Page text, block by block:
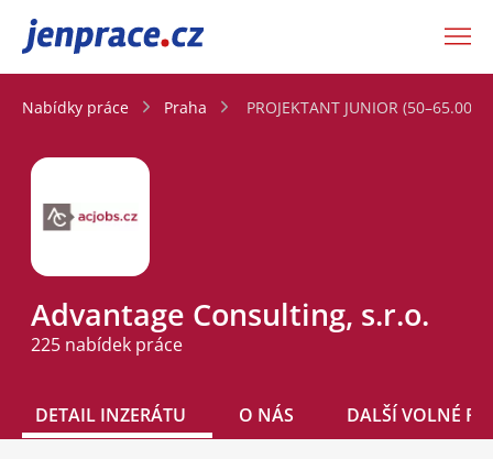
JenPráce.cz
Nabídky práce Praha PROJEKTANT JUNIOR (50–65.000
Advantage Consulting, s.r.o.
225 nabídek práce
DETAIL INZERÁTU O NÁS DALŠÍ VOLNÉ